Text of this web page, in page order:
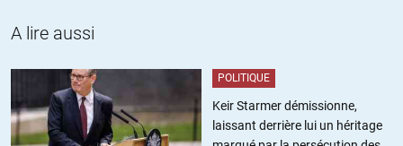
par des raisons historiques mais aussi par la disparition de
l’idée de partage (et donc de solidarité). Les Catalans ne
veulent plus « payer pour » le reste de l’Espagne, ce pays de
A lire aussi
POLITIQUE
Keir Starmer démissionne,
laissant derrière lui un héritage